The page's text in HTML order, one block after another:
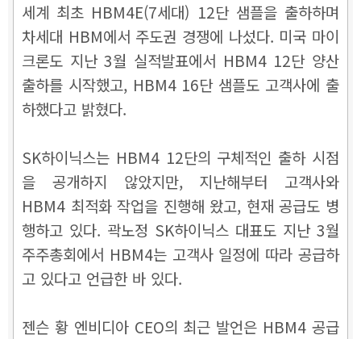
세계 최초 HBM4E(7세대) 12단 샘플을 출하하며
차세대 HBM에서 주도권 경쟁에 나섰다. 미국 마이
크론도 지난 3월 실적발표에서 HBM4 12단 양산
출하를 시작했고, HBM4 16단 샘플도 고객사에 출
하했다고 밝혔다.
SK하이닉스는 HBM4 12단의 구체적인 출하 시점
을 공개하지 않았지만, 지난해부터 고객사와
HBM4 최적화 작업을 진행해 왔고, 현재 공급도 병
행하고 있다. 곽노정 SK하이닉스 대표도 지난 3월
주주총회에서 HBM4는 고객사 일정에 따라 공급하
고 있다고 언급한 바 있다.
젠슨 황 엔비디아 CEO의 최근 발언은 HBM4 공급